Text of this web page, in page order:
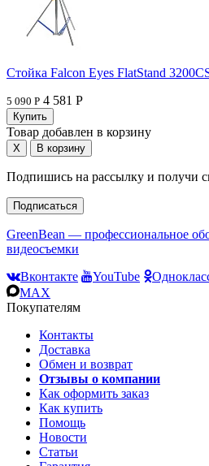
Стойка Falcon Eyes FlatStand
5 090 Р 4 581 Р
Товар добавлен в корзину
Подпишись на рассылку и получи
Подписаться
GreenBean — профессиональное
видеосъемки
Вконтакте
YouTube
MAX
Покупателям
Контакты
Доставка
Обмен и возврат
Отзывы о компании
Как оформить заказ
Как купить
Помощь
Новости
Статьи